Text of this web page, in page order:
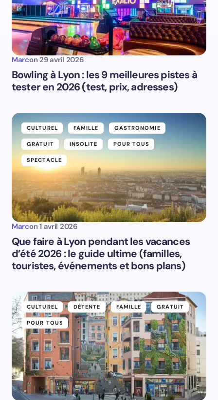
Marcon 29 avril 2026
Bowling à Lyon : les 9 meilleures pistes à
tester en 2026 (test, prix, adresses)
CULTUREL FAMILLE GASTRONOMIE
GRATUIT INSOLITE POUR TOUS
SPECTACLE
Marcon 1 avril 2026
Que faire à Lyon pendant les vacances
d’été 2026 : le guide ultime (familles,
touristes, événements et bons plans)
CULTUREL DÉTENTE FAMILLE GRATUIT
POUR TOUS